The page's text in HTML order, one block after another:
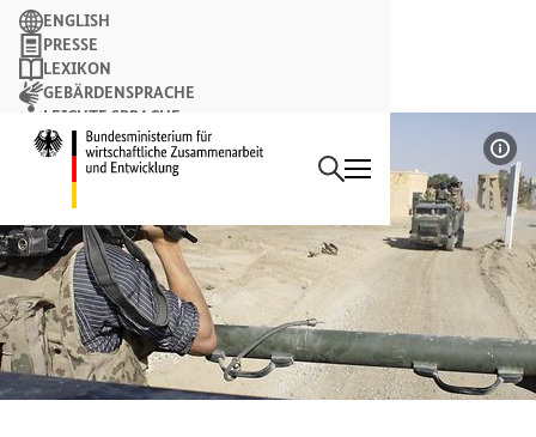
Startseite des
Suchbegriff
Suchen
ENGLISH
PRESSE
LEXIKON
GEBÄRDENSPRACHE
LEICHTE SPRACHE
NEWSLETTER